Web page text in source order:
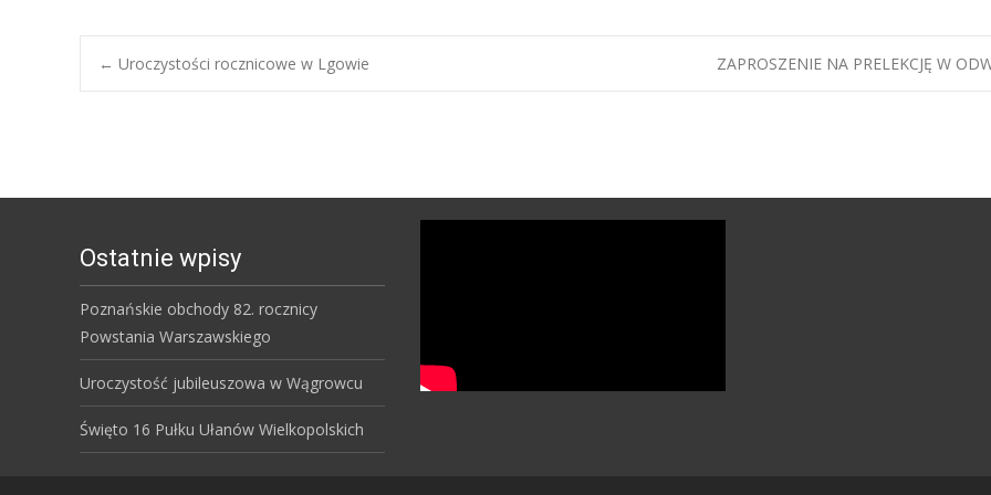
Post
← Uroczystości rocznicowe w Lgowie ZAPROSZENIE NA PRELEKCJĘ W
Ostatnie wpisy
Poznańskie obchody 82. rocznicy
Powstania Warszawskiego
Uroczystość jubileuszowa w Wągrowcu
Święto 16 Pułku Ułanów Wielkopolskich